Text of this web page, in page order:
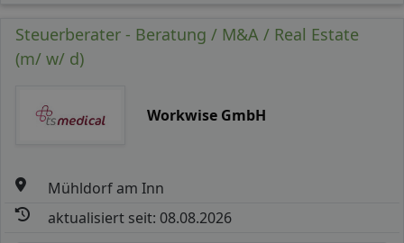
Steuerberater - Beratung / M&A / Real Estate
(m/ w/ d)
Workwise GmbH
Mühldorf am Inn
aktualisiert seit: 08.08.2026